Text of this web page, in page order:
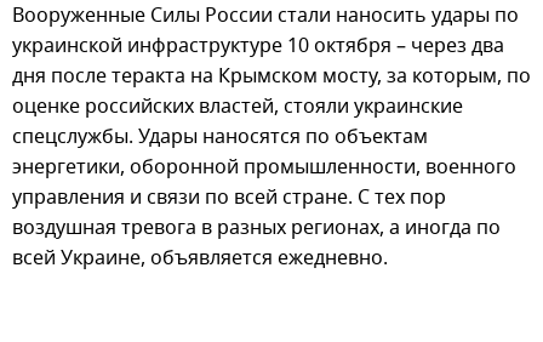
Вооруженные Силы России стали наносить удары по
украинской инфраструктуре 10 октября – через два
дня после теракта на Крымском мосту, за которым, по
оценке российских властей, стояли украинские
спецслужбы. Удары наносятся по объектам
энергетики, оборонной промышленности, военного
управления и связи по всей стране. С тех пор
воздушная тревога в разных регионах, а иногда по
всей Украине, объявляется ежедневно.